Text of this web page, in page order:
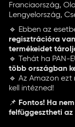
Franciaország,
Lengyelország,
🔹 Ebben az
regisztrációra
termékeidet
🔹 Tehát ha PAN-
több országban
🔹 Az Amazon ezt
kell intézned!
📌 Fontos! Ha
felfüggesztheti